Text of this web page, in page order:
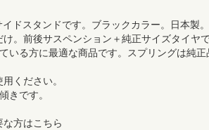
ドスタンドです。ブラックカラー。日本製。
。前後サスペンション＋純正サイズタイヤ
いる方に最適な商品です。スプリングは純正
ください。
きです。
方はこちら